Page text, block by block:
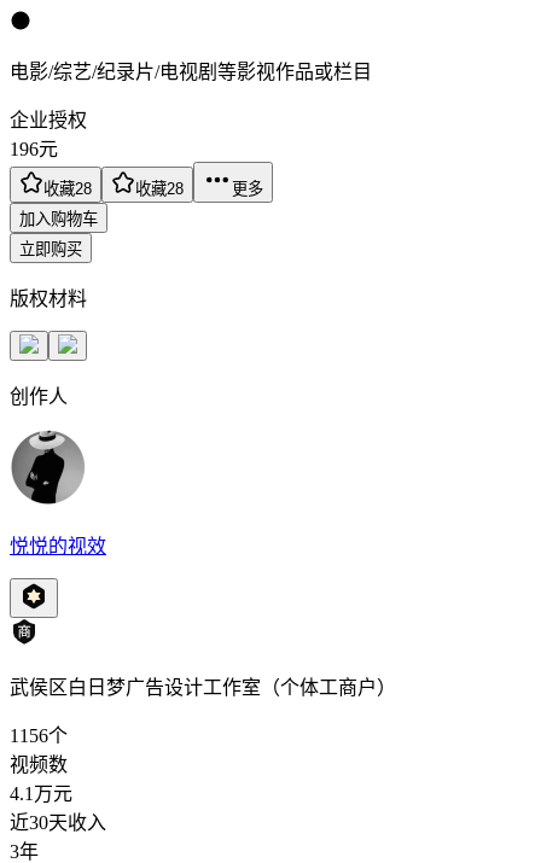
电影/综艺/纪录片/电视剧等影视作品或栏目
企业授权
196元
收藏28 收藏28
更多
加入购物车
立即购买
版权材料
创作人
悦悦的视效
武侯区白日梦广告设计工作室（个体工商户）
1156个
视频数
4.1万元
近30天收入
3年